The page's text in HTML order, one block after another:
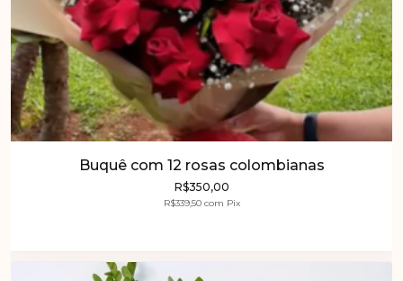
Buquê com 12 rosas colombianas
R$350,00
R$339,50 com Pix